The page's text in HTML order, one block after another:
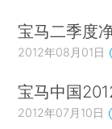
宝马二季度
2012年08月01日
宝马中国
2012年07月10日